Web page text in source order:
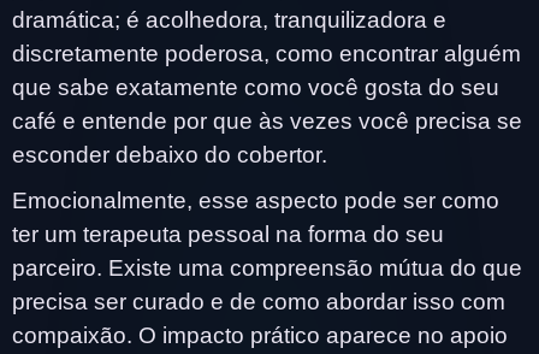
dramática; é acolhedora, tranquilizadora e
discretamente poderosa, como encontrar alguém
que sabe exatamente como você gosta do seu
café e entende por que às vezes você precisa se
esconder debaixo do cobertor.
Emocionalmente, esse aspecto pode ser como
ter um terapeuta pessoal na forma do seu
parceiro. Existe uma compreensão mútua do que
precisa ser curado e de como abordar isso com
compaixão. O impacto prático aparece no apoio